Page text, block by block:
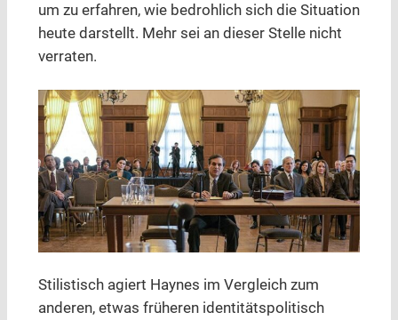
um zu erfahren, wie bedrohlich sich die Situation
heute darstellt. Mehr sei an dieser Stelle nicht
verraten.
Stilistisch agiert Haynes im Vergleich zum
anderen, etwas früheren identitätspolitisch